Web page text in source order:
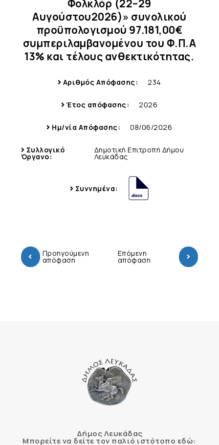
Φολκλόρ (22–29
Αυγούστου2026)» συνολικού
προϋπολογισμού 97.181,00€
συμπεριλαμβανομένου του Φ.Π.Α
13% και τέλους ανθεκτικότητας.
Αριθμός Απόφασης: 234
Έτος απόφασης: 2026
Ημ/νία Απόφασης: 08/06/2026
Συλλογικό
Όργανο:
Δημοτική Επιτροπή Δήμου
Λευκάδας
Συννημένα:
Προηγούμενη
απόφαση
Επόμενη
απόφαση
Δήμος Λευκάδας
Μπορείτε να δείτε τον παλιό ιστότοπο εδώ: